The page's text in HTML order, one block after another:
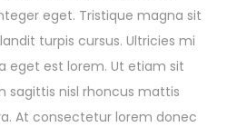
eget. Tristique magna sit
turpis cursus. Ultricies mi
eget est lorem. Ut etiam sit
sagittis nisl rhoncus mattis
At consectetur lorem donec